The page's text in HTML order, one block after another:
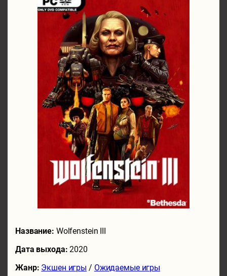
Название: Wolfenstein III
Дата выхода:2020
Жанр: Экшен игры / Ожидаемые игры